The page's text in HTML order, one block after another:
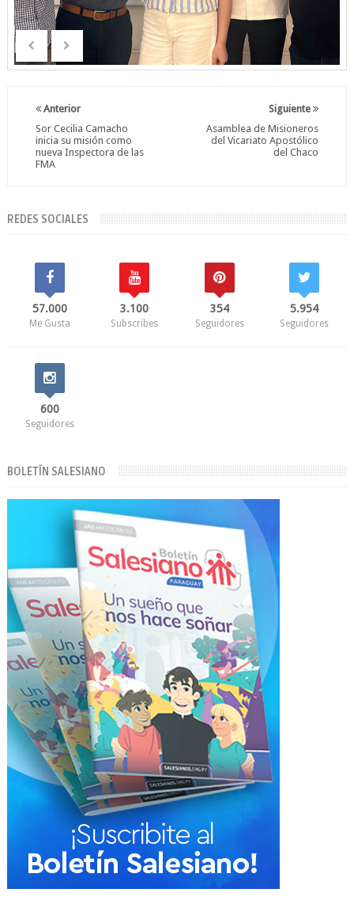
Siguiente
Asamblea de Misioneros
del Vicariato Apostólico
del Chaco
Anterior
Sor Cecilia Camacho
inicia su misión como
nueva Inspectora de las
FMA
REDES SOCIALES
57.000
Me Gusta
3.100
Subscribes
354
Seguidores
5.954
Seguidores
600
Seguidores
BOLETÍN SALESIANO